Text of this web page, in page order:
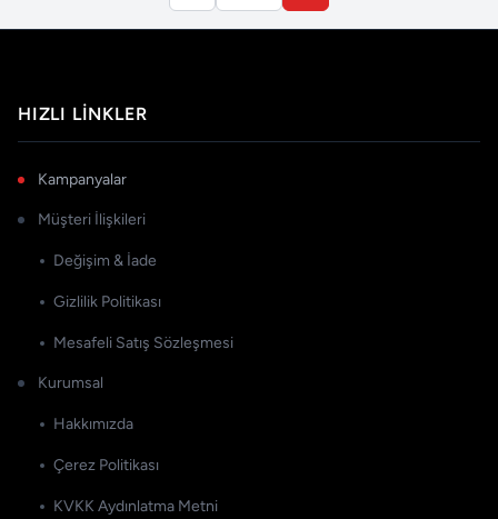
HIZLI LINKLER
Kampanyalar
Müşteri İlişkileri
Değişim & İade
Gizlilik Politikası
Mesafeli Satış Sözleşmesi
Kurumsal
Hakkımızda
Çerez Politikası
KVKK Aydınlatma Metni